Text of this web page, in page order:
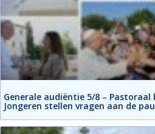
Generale audiëntie 5/8 – Pastoraal
Jongeren stellen vragen aan de